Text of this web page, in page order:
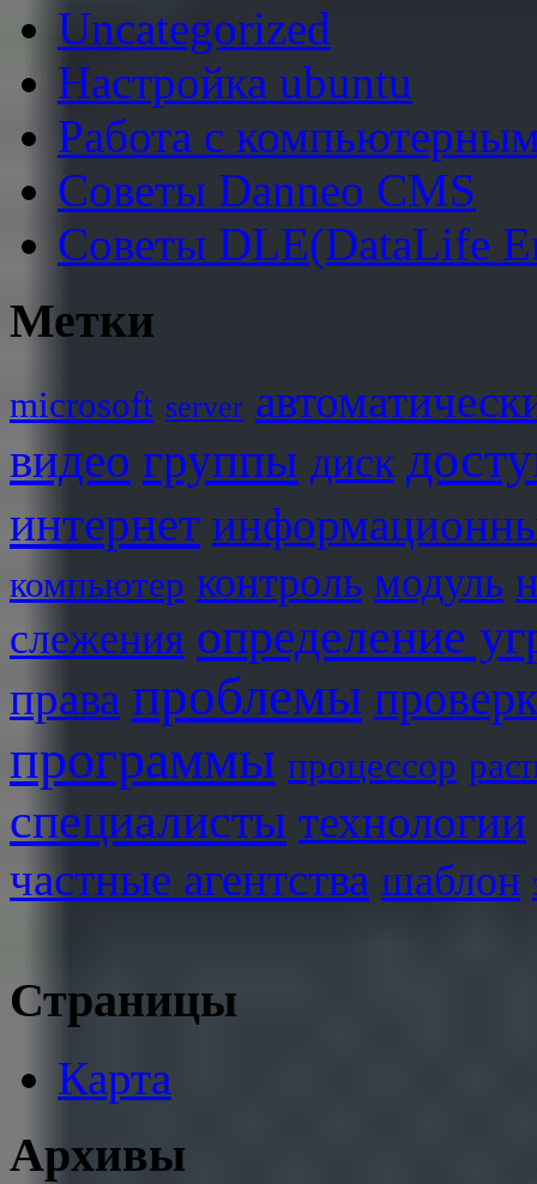
Uncategorized
Настройка ubuntu
Работа с
Советы Danneo CMS
Советы DLE(DataLife
Метки
microsoft server
видео группы диск
интернет
компьютер контроль модуль
слежения определение
права проблемы
программы процессор
специалисты технологии
частные агентства шаблон
Страницы
Карта
Архивы